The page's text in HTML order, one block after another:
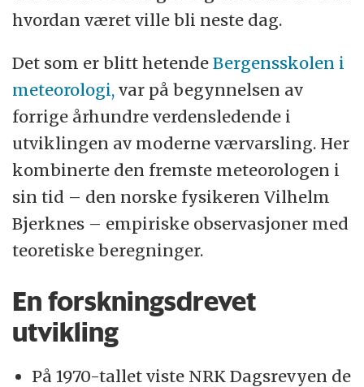
hvordan været ville bli neste dag.
Det som er blitt hetendeBergensskolen i
meteorologi,var på begynnelsen av
forrige århundre verdensledende i
utviklingen av moderne værvarsling. Her
kombinerte den fremste meteorologen i
sin tid – den norske fysikeren Vilhelm
Bjerknes – empiriske observasjoner med
teoretiske beregninger.
En forskningsdrevet
utvikling
På 1970-tallet viste NRK Dagsrevyen de